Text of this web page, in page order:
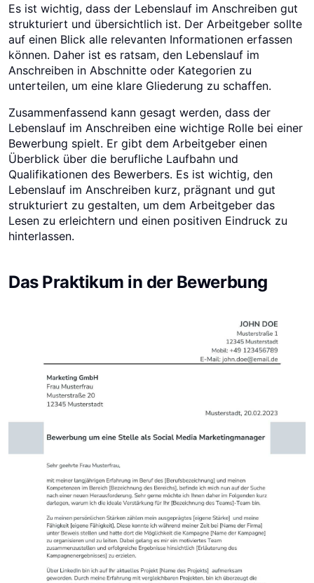
Es ist wichtig, dass der Lebenslauf im Anschreiben gut
strukturiert und übersichtlich ist. Der Arbeitgeber sollte
auf einen Blick alle relevanten Informationen erfassen
können. Daher ist es ratsam, den Lebenslauf im
Anschreiben in Abschnitte oder Kategorien zu
unterteilen, um eine klare Gliederung zu schaffen.
Zusammenfassend kann gesagt werden, dass der
Lebenslauf im Anschreiben eine wichtige Rolle bei einer
Bewerbung spielt. Er gibt dem Arbeitgeber einen
Überblick über die berufliche Laufbahn und
Qualifikationen des Bewerbers. Es ist wichtig, den
Lebenslauf im Anschreiben kurz, prägnant und gut
strukturiert zu gestalten, um dem Arbeitgeber das
Lesen zu erleichtern und einen positiven Eindruck zu
hinterlassen.
Das Praktikum in der Bewerbung